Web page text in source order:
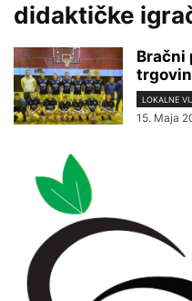
didaktičke
Bračni
LOKALNE
15. Maja